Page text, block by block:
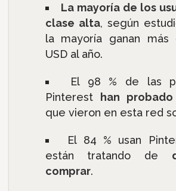
La mayoría de los
clase alta, según
la mayoría ganan más
USD al año.
El 98 % de las
Pinterest han
que vieron en esta red
El 84 % usan
están tratando de
comprar.